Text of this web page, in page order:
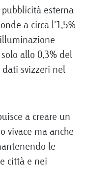
esterna
a circa l'1,5%
allo 0,3% del
svizzeri nel
a creare un
vivace ma anche
le
città e nei